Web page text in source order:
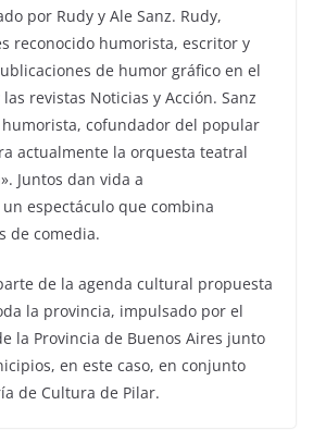
por Rudy y Ale Sanz. Rudy,
reconocido humorista, escritor y
de humor gráfico en el
revistas Noticias y Acción. Sanz
cofundador del popular
actualmente la orquesta teatral
Juntos dan vida a
espectáculo que combina
de comedia.
de la agenda cultural propuesta
la provincia, impulsado por el
la Provincia de Buenos Aires junto
en este caso, en conjunto
de Cultura de Pilar.